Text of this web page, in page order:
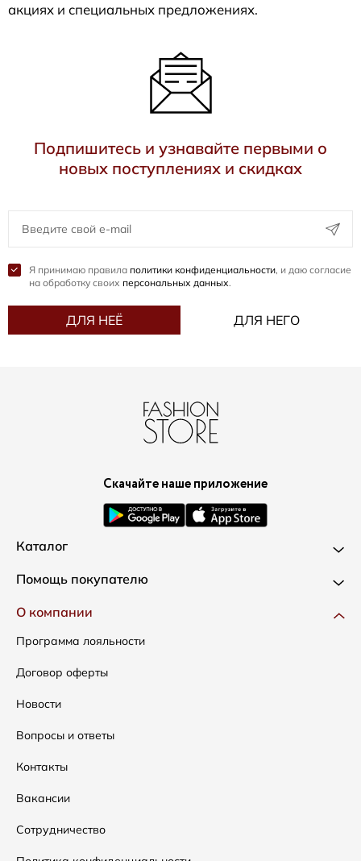
акциях и специальных предложениях.
Подпишитесь и узнавайте первыми о
новых поступлениях и скидках
Я принимаю правила политики конфиденциальности, и даю согласие
на обработку своих персональных данных.
ДЛЯ НЕЁ ДЛЯ НЕГО
Скачайте наше приложение
Каталог
Новинки
Одежда
Сумки
Аксессуары
Распродажа
Подарочные сертификаты
Помощь покупателю
Доставка и оплата
Как оформить заказ
Условия возвратов
Таблица размеров
Уход за одеждой
О компании
Программа лояльности
Договор оферты
Новости
Вопросы и ответы
Контакты
Вакансии
Сотрудничество